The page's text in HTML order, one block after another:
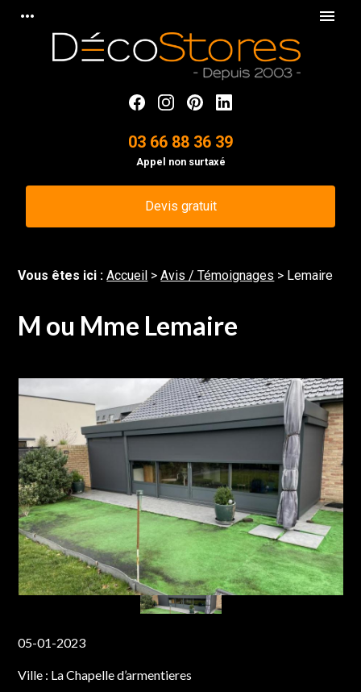
more_horiz menu
03 66 88 36 39
Appel non surtaxé
Devis gratuit
Vous êtes ici :Accueil >Avis / Témoignages > Lemaire
M ou Mme Lemaire
05-01-2023
Ville : La Chapelle d’armentieres